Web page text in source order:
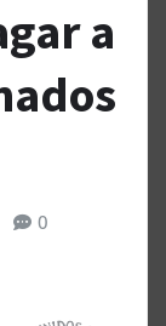
a
0